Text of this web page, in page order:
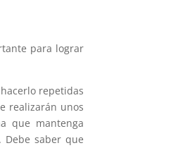
para lograr
repetidas
realizarán unos
que mantenga
saber que